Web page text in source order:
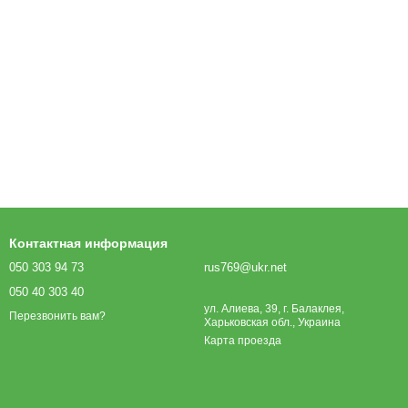
Контактная информация
050 303 94 73
050 40 303 40
Перезвонить вам?
rus769@ukr.net
ул. Алиева, 39, г. Балаклея,
Харьковская обл., Украина
Карта проезда